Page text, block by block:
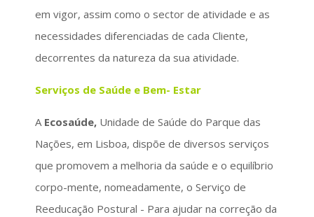
em vigor, assim como o sector de atividade e as
necessidades diferenciadas de cada Cliente,
decorrentes da natureza da sua atividade.
Serviços de Saúde e Bem- Estar
A Ecosaúde, Unidade de Saúde do Parque das
Nações, em Lisboa, dispõe de diversos serviços
que promovem a melhoria da saúde e o equilíbrio
corpo-mente, nomeadamente, o Serviço de
Reeducação Postural - Para ajudar na correção da